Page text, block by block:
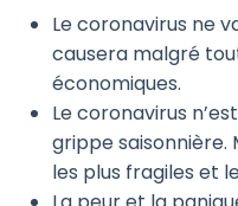
Le coronavirus ne
causera malgré
économiques.
Le coronavirus
grippe saisonnière.
les plus fragiles et